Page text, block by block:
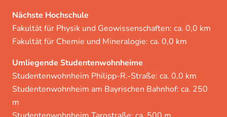
Nächste Hochschule
Fakultät für Physik und Geowissenschaften: ca. 0,0 km
Fakultät für Chemie und Mineralogie: ca. 0,0 km
Umliegende Studentenwohnheime
Studentenwohnheim Philipp-R.-Straße: ca. 0,0 km
Studentenwohnheim am Bayrischen Bahnhof: ca. 250
m